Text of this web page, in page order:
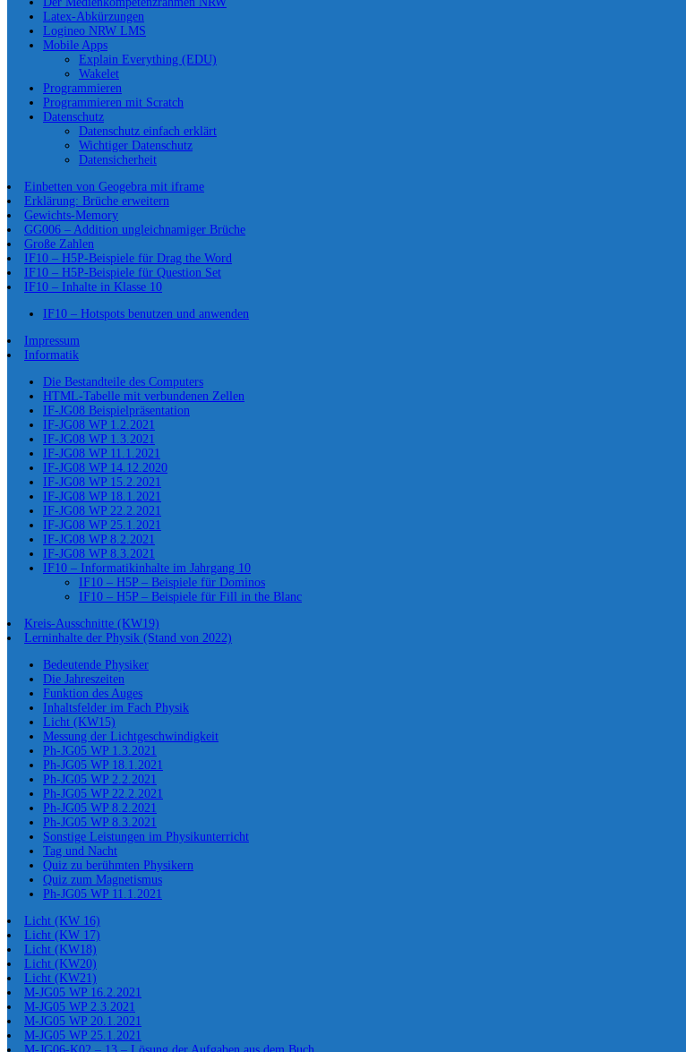
Latex-Abkürzungen
Logineo NRW LMS
Mobile Apps
Explain Everything (EDU)
Wakelet
Programmieren
Programmieren mit Scratch
Datenschutz
Datenschutz einfach erklärt
Wichtiger Datenschutz
Datensicherheit
Einbetten von Geogebra mit iframe
Erklärung: Brüche erweitern
Gewichts-Memory
GG006 – Addition ungleichnamiger Brüche
Große Zahlen
IF10 – H5P-Beispiele für Drag the Word
IF10 – H5P-Beispiele für Question Set
IF10 – Inhalte in Klasse 10
IF10 – Hotspots benutzen und anwenden
Impressum
Informatik
Die Bestandteile des Computers
HTML-Tabelle mit verbundenen Zellen
IF-JG08 Beispielpräsentation
IF-JG08 WP 1.2.2021
IF-JG08 WP 1.3.2021
IF-JG08 WP 11.1.2021
IF-JG08 WP 14.12.2020
IF-JG08 WP 15.2.2021
IF-JG08 WP 18.1.2021
IF-JG08 WP 22.2.2021
IF-JG08 WP 25.1.2021
IF-JG08 WP 8.2.2021
IF-JG08 WP 8.3.2021
IF10 – Informatikinhalte im Jahrgang 10
IF10 – H5P – Beispiele für Dominos
IF10 – H5P – Beispiele für Fill in the Blanc
Kreis-Ausschnitte (KW19)
Lerninhalte der Physik (Stand von 2022)
Bedeutende Physiker
Die Jahreszeiten
Funktion des Auges
Inhaltsfelder im Fach Physik
Licht (KW15)
Messung der Lichtgeschwindigkeit
Ph-JG05 WP 1.3.2021
Ph-JG05 WP 18.1.2021
Ph-JG05 WP 2.2.2021
Ph-JG05 WP 22.2.2021
Ph-JG05 WP 8.2.2021
Ph-JG05 WP 8.3.2021
Sonstige Leistungen im Physikunterricht
Tag und Nacht
Quiz zu berühmten Physikern
Quiz zum Magnetismus
Ph-JG05 WP 11.1.2021
Licht (KW 16)
Licht (KW 17)
Licht (KW18)
Licht (KW20)
Licht (KW21)
M-JG05 WP 16.2.2021
M-JG05 WP 2.3.2021
M-JG05 WP 20.1.2021
M-JG05 WP 25.1.2021